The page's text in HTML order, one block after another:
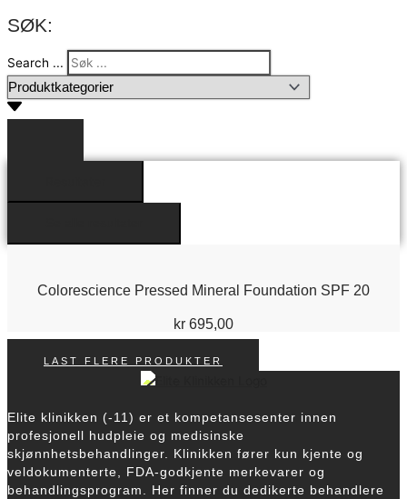
SØK:
Search ...
Colorescience Pressed Mineral Foundation SPF 20
kr 695,00
LAST FLERE PRODUKTER
Elite klinikken (-11) er et kompetansesenter innen
profesjonell hudpleie og medisinske
skjønnhetsbehandlinger. Klinikken fører kun kjente og
veldokumenterte, FDA-godkjente merkevarer og
behandlingsprogram.
Her finner du dedikerte behandlere